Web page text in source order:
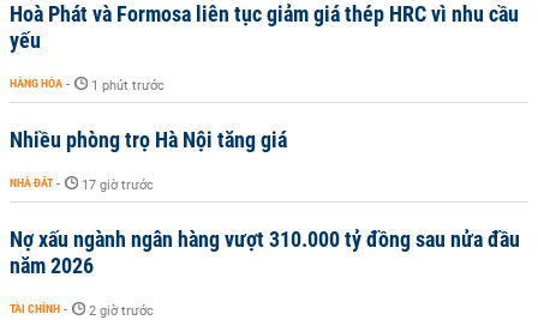
Hoà Phát và Formosa liên tục giảm giá thép HRC vì nhu cầu
yếu
HÀNG HÓA - 1 phút trước
Nhiều phòng trọ Hà Nội tăng giá
NHÀ ĐẤT - 17 giờ trước
Nợ xấu ngành ngân hàng vượt 310.000 tỷ đồng sau nửa đầu
năm 2026
TÀI CHÍNH - 2 giờ trước